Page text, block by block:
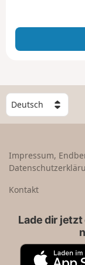
W
h
e
n
Impressum,
Kontakt
Lade dir